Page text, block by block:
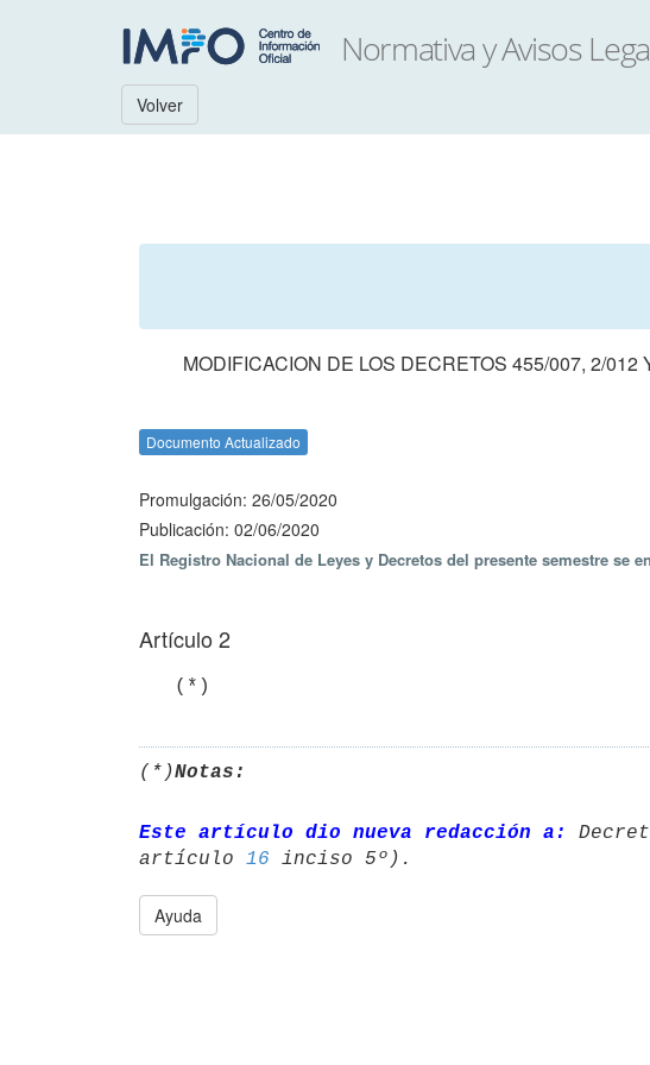
Volver
MODIFICACION DE LOS DECRETOS 455/007, 2/
Documento Actualizado
Promulgación: 26/05/2020
Publicación: 02/06/2020
El Registro Nacional de Leyes y Decretos del presente semestre se
Artículo 2
   (*)
(*)Notas:
Este artículo dio nueva redacción a:
artículo 16
Ayuda